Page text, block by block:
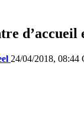
24/04/2018, 08:44